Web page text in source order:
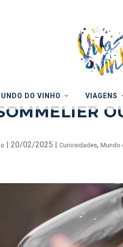
DO VINHO VIAGENS
|20/02/2025 |Curiosidades,Mundo